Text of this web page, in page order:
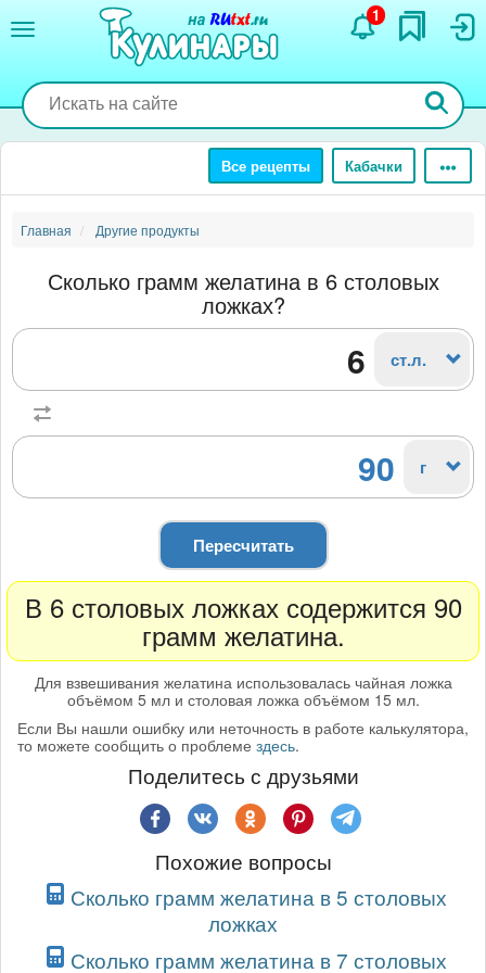
содержанию
1
Все рецепты Кабачки
Главная Другие продукты
Сколько грамм желатина в 6 столовых
ложках?
ст.л.
90 г
Пересчитать
В 6 столовых ложках содержится 90
грамм желатина.
Для взвешивания желатина использовалась чайная ложка
объёмом 5 мл и столовая ложка объёмом 15 мл.
Если Вы нашли ошибку или неточность в работе калькулятора,
то можете сообщить о проблеме здесь.
Поделитесь с друзьями
Похожие вопросы
Сколько грамм желатина в 5 столовых
ложках
Сколько грамм желатина в 7 столовых